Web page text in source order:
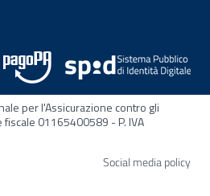
nella stessa finestra
per l'Assicurazione contro gli
01165400589 - P. IVA
Social media policy